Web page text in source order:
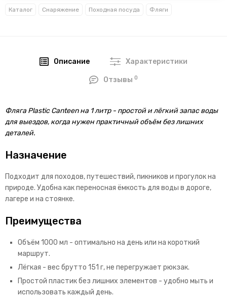
Каталог Снаряжение Походная посуда Фляги
Описание Характеристики
Отзывы0
Фляга Plastic Canteen на 1 литр - простой и лёгкий запас воды
для выездов, когда нужен практичный объём без лишних
деталей.
Назначение
Подходит для походов, путешествий, пикников и прогулок на
природе. Удобна как переносная ёмкость для воды в дороге,
лагере и на стоянке.
Преимущества
Объём 1000 мл - оптимально на день или на короткий
маршрут.
Лёгкая - вес брутто 151 г, не перегружает рюкзак.
Простой пластик без лишних элементов - удобно мыть и
использовать каждый день.